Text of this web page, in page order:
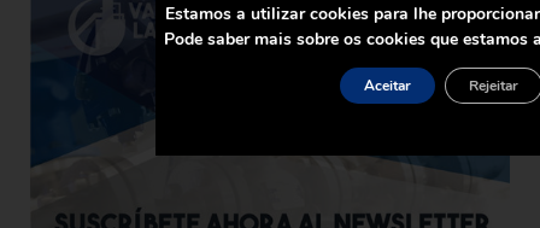
Estamos a utilizar cookies para lhe
Pode saber mais sobre os cookies que
Aceitar Rejeitar